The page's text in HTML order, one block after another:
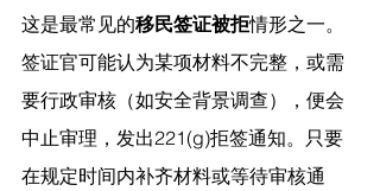
这是最常见的移民签证被拒情形之一。
签证官可能认为某项材料不完整，或需
要行政审核（如安全背景调查），便会
中止审理，发出221(g)拒签通知。只要
在规定时间内补齐材料或等待审核通